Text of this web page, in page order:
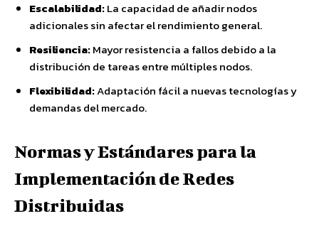
Escalabilidad:La capacidad de añadir nodos
adicionales sin afectar el rendimiento general.
Resiliencia:Mayor resistencia a fallos debido a la
distribución de tareas entre múltiples nodos.
Flexibilidad:Adaptación fácil a nuevas tecnologías y
demandas del mercado.
Normas y Estándares para la
Implementación de Redes
Distribuidas